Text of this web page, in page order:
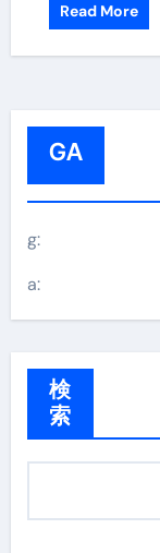
Read More
GA
g:
a:
検
索